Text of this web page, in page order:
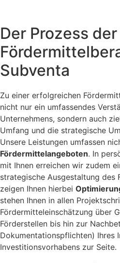
Der Prozess der
Subventa
Zu einer erfolgreichen
nicht nur ein umfassendes
Unternehmens, sondern auch
Umfang und die strategische
Unsere Leistungen umfassen
Fördermittelangeboten. In
mit Ihnen erreichen wir zudem
strategische Ausgestaltung des
zeigen Ihnen hierbei
stehen Ihnen in allen
Fördermitteleinschätzung über
Förderstellen bis hin zur
Dokumentationspflichten) Ihres
Investitionsvorhabens zur Seite.